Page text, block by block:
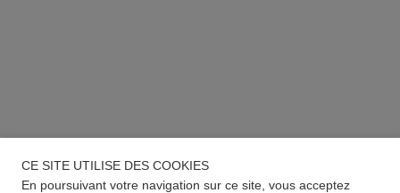
CE SITE UTILISE DES COOKIES
En poursuivant votre navigation sur ce site, vous acceptez